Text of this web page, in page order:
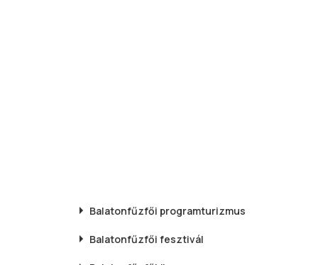
Balatonfűzfői programturizmus
Balatonfűzfői fesztivál